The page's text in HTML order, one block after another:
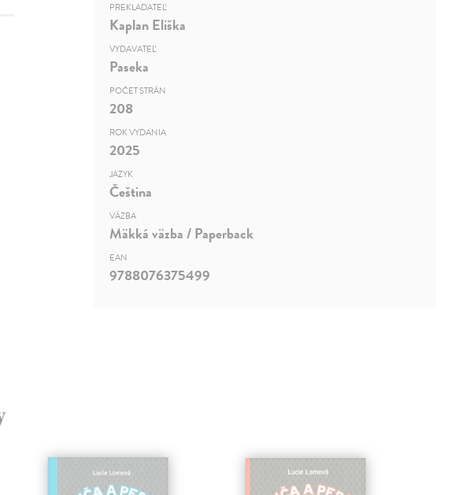
PREKLADATEĽ
Kaplan Eliška
VYDAVATEĽ
Paseka
POČET STRÁN
208
ROK VYDANIA
2025
JAZYK
Čeština
VÄZBA
Mäkká väzba / Paperback
EAN
9788076375499